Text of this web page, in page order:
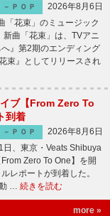
－ＰＯＰ
2026年8月6日
花束」のミュージック
曲「花束」は、TVアニ
』第2期のエンディング
束』としてリリースされ
ブ【From Zero To
到着
－ＰＯＰ
2026年8月6日
、東京・Veats Shibuya
Zero To One】を開
レポートが到着した。
… 続きを読む
more »